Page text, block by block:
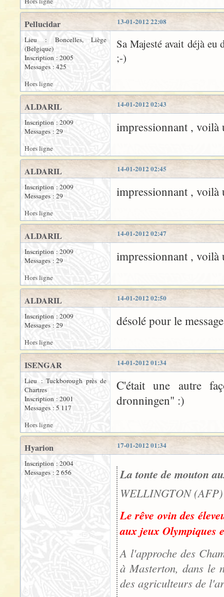
13-01-2012 22:08
Pellucidar
Lieu : Boncelles, Liège
(Belgique)
Inscription : 2005
Messages : 425
Sa Majesté avait déjà
;-)
Hors ligne
14-01-2012 02:43
ALDARIL
Inscription : 2009
Messages : 29
impressionnant ,
Hors ligne
14-01-2012 02:45
ALDARIL
Inscription : 2009
Messages : 29
impressionnant ,
Hors ligne
14-01-2012 02:47
ALDARIL
Inscription : 2009
Messages : 29
impressionnant ,
Hors ligne
14-01-2012 02:50
ALDARIL
Inscription : 2009
Messages : 29
désolé pour le
Hors ligne
14-01-2012 01:34
ISENGAR
Lieu : Tuckborough près de
Chartres
Inscription : 2001
Messages : 5 117
C'était une autre
dronningen" :)
Hors ligne
17-01-2012 01:34
Hyarion
Inscription : 2004
Messages : 2 656
La tonte de mouton
WELLINGTON
Le rêve ovin des
aux jeux Olympiques
A l'approche des
à Masterton, dans le
des agriculteurs de